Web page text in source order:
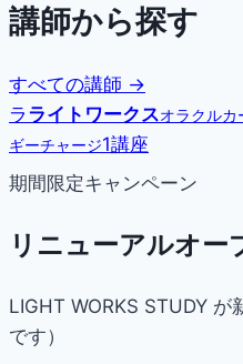
講師から探す
すべての講師 →
ラ ライトワークスオラクルカ
ギーチャージ1講座
期間限定キャンペーン
リニューアルオー
LIGHT WORKS STUDY
です）